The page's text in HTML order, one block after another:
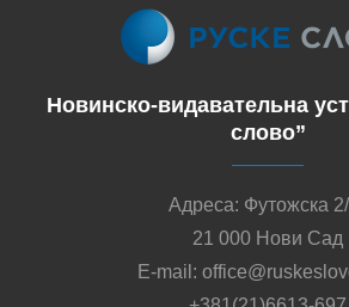
Новинско-видавательна
слово”
Адреса: Футожска
21 000 Нови Сад
E-mail: